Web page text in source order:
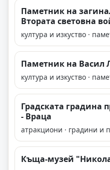
Паметник на
Втората световна
култура и изкуство ·
Паметник на Васил
култура и изкуство ·
Градската градина
- Враца
атракциони · градини и
Къща-музей